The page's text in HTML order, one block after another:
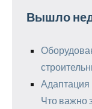
Вышло
Адаптация
Что важно